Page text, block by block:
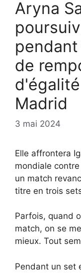
Aryna
de
Madrid
3 mai 2024
Elle affrontera
mondiale
un match
titre en trois
Parfois, quand
match, on se
mieux. Tout
Pendant un set